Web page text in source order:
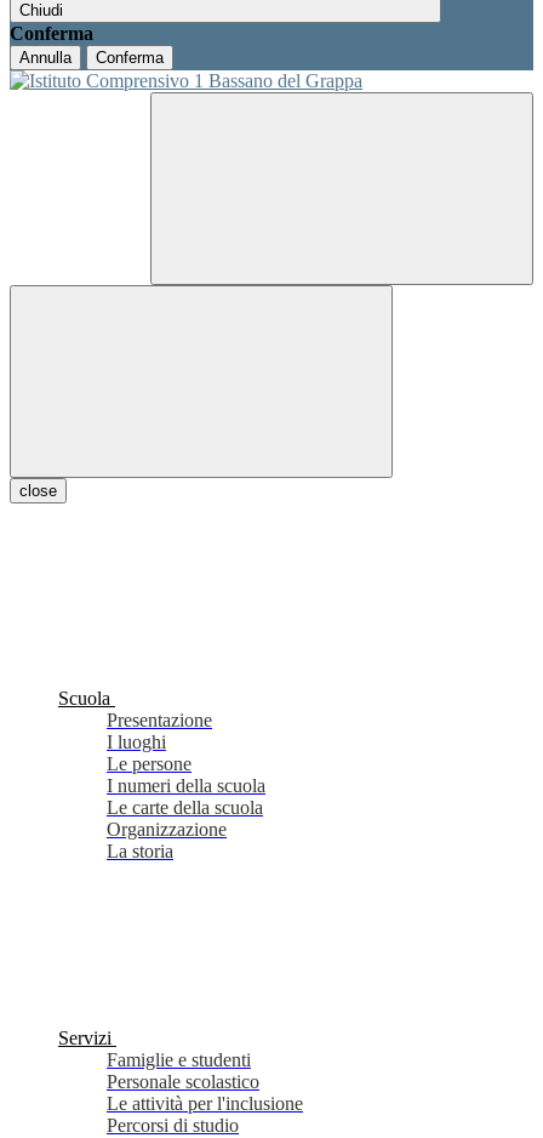
Chiudi
Conferma
Annulla Conferma
close
Scuola
Presentazione
I luoghi
Le persone
I numeri della scuola
Le carte della scuola
Organizzazione
La storia
Servizi
Famiglie e studenti
Personale scolastico
Le attività per l'inclusione
Percorsi di studio